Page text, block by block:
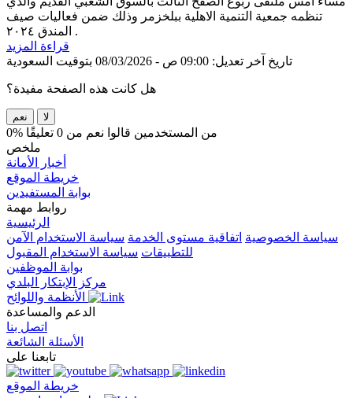
تنظمه جمعية التنمية الاهلية ببلخزمر وذلك ضمن فعاليات صيف
المندق ٢٠٢٤ .
قراءة المزيد
تاريخ آخر تعديل: 09:00 ص - 08/03/2026 بتوقيت السعودية
هل كانت هذه الصفحة مفيدة؟
نعم لا
0% من المستخدمين قالوا نعم من 0 تعليقًا
ملخص
أخبار الأمانة
خريطة الموقع
بوابة المستفيدين
روابط مهمة
الرئيسية
سياسة الخصوصية اتفاقية مستوى الخدمة سياسة الاستخدام الآمن
للتطبيقات سياسة الاستخدام المقبول
بوابة الموظفين
مركز الإبتكار البلدي
الدعم والمساعدة
اتصل بنا
الأسئلة الشائعة
تابعنا على
خريطة الموقع